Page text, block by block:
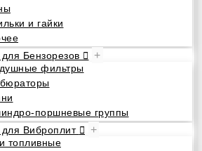
и гайки
Бензорезов
+
фильтры
поршневые группы
для Виброплит
+
топливные